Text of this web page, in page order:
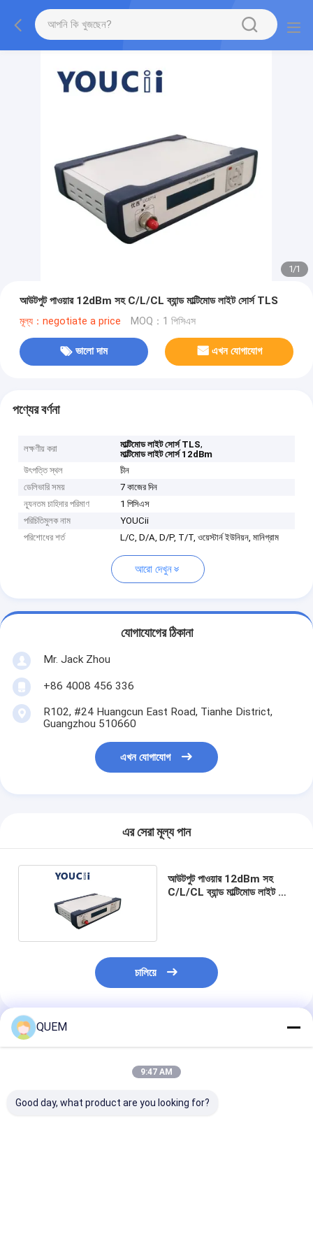
1/1
আউটপুট পাওয়ার 12dBm সহ C/L/CL ব্যান্ড মাল্টিমোড লাইট সোর্স TLS
মূল্য：negotiate a price MOQ：1 পিসিএস
ভালো দাম এখন যোগাযোগ
পণ্যের বর্ণনা
লক্ষণীয় করা মাল্টিমোড লাইট সোর্স TLS,
মাল্টিমোড লাইট সোর্স 12dBm
উৎপত্তি স্থল
চীন
ডেলিভারি সময়
7 কাজের দিন
ন্যূনতম চাহিদার পরিমাণ
1 পিসিএস
পরিচিতিমুলক নাম
YOUCii
পরিশোধের শর্ত
L/C, D/A, D/P, T/T, ওয়েস্টার্ন ইউনিয়ন, মানিগ্রাম
আরো দেখুন
যোগাযোগের ঠিকানা
Mr. Jack Zhou
+86 4008 456 336
R102, #24 Huangcun East Road, Tianhe District,
Guangzhou 510660
এখন যোগাযোগ
এর সেরা মূল্য পান
আউটপুট পাওয়ার 12dBm সহ
C/L/CL ব্যান্ড মাল্টিমোড লাইট সোর্স
চালিয়ে
প্রস্তাবিত পণ্য
QUEM
9:47 AM
Good day, what product are you looking for?